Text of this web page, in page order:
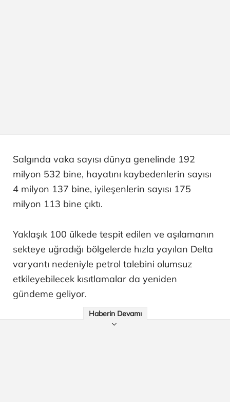
Salgında vaka sayısı dünya genelinde 192
milyon 532 bine, hayatını kaybedenlerin sayısı
4 milyon 137 bine, iyileşenlerin sayısı 175
milyon 113 bine çıktı.
Yaklaşık 100 ülkede tespit edilen ve aşılamanın
sekteye uğradığı bölgelerde hızla yayılan Delta
varyantı nedeniyle petrol talebini olumsuz
etkileyebilecek kısıtlamalar da yeniden
gündeme geliyor.
Haberin Devamı